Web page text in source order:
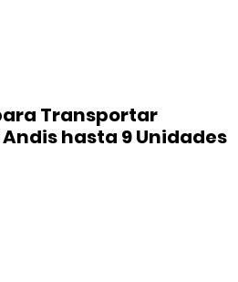
Transportar
hasta 9 Unidades